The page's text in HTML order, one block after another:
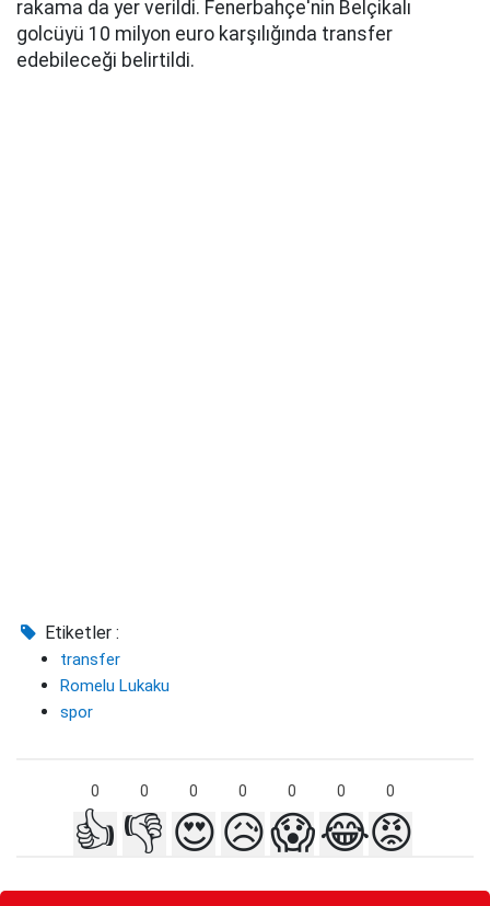
rakama da yer verildi. Fenerbahçe'nin Belçikalı
golcüyü 10 milyon euro karşılığında transfer
edebileceği belirtildi.
Etiketler :
transfer
Romelu Lukaku
spor
0 0 0 0 0 0 0
👍 👎 😍😥😱😂😡